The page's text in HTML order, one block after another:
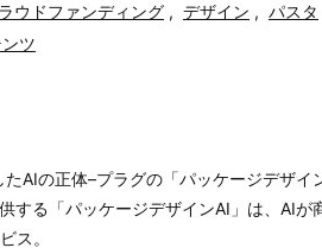
ウドファンディング , デザイン , パスタ
ツ
AIの正体–プラグの「パッケージデザイ
する「パッケージデザインAI」は、AIが
ス。